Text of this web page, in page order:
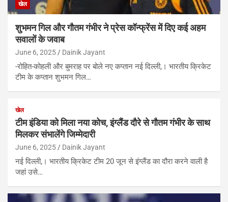
खेल
शुभमन गिल और गौतम गंभीर ने प्रेस कॉन्फ्रेंस में दिए कई अहम
सवालों के जवाब
June 6, 2025 Dainik Jayant
-रोहित-कोहली और बुमराह पर बोले नए कप्तान नई दिल्ली,। भारतीय क्रिकेट
टीम के कप्तान शुभमन गिल…
खेल
टीम इंडिया को मिला नया कोच, इंग्लैंड दौरे से गौतम गंभीर के साथ
मिलकर संभालेंगे जिम्मेदारी
June 6, 2025 Dainik Jayant
नई दिल्ली,। भारतीय क्रिकेट टीम 20 जून से इंग्लैंड का दौरा करने वाली है
जहां उसे…